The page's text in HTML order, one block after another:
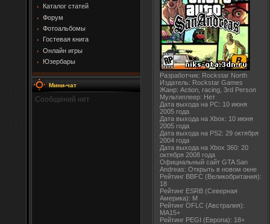
Каталог статей
Форум
Фотоальбомы
Гостевая книга
Онлайн игры
Юзербары
Мини-чат
Разработчик: Rockstar North
Издатель: Rockstar Games
Жанр: Action, racing, 3rd Person
Мультиплеер: Нет
Дата выхода на PC: 10 июня
2005 года
Дата выхода на Xbox: 10 июня
2005 года
Дата выхода на PS2: 29 октября
2004 года
Дата выхода на Xbox 360: 20
октября 2008 года
Официальный сайт GTA San
Andreas: Открыть в новом окне
Рейтинг BBFC (Великобритания):
18
Рейтинг ESRB (Северная
Америка): M
Рейтинг OFLC (Австралия):
MA15+
Рейтинг PEGI (Европа): 18+